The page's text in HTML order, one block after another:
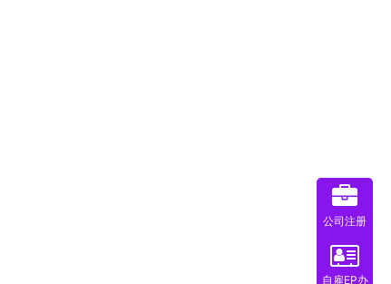
公司注册
自雇EP办